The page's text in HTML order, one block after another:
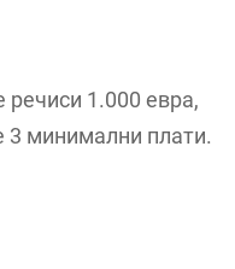
1.000 евра,
3 минимални плати.